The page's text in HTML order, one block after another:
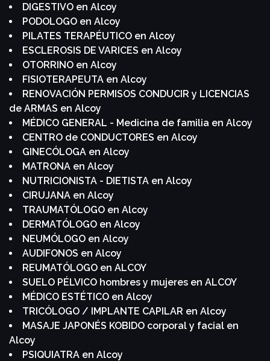
DIGESTIVO en Alcoy
PODOLOGO en Alcoy
PILATES TERAPÉUTICO en Alcoy
ESCLEROSIS DE VARICES en Alcoy
OTORRINO en Alcoy
FISIOTERAPEUTA en Alcoy
RENOVACIÓN PERMISOS CONDUCIR y LICENCIAS
de ARMAS en Alcoy
MÉDICO GENERAL - Medicina de familia en Alcoy
CENTRO de CONDUCTORES en Alcoy
GINECÓLOGA en Alcoy
MATRONA en Alcoy
NUTRICIONISTA - DIETISTA en Alcoy
CIRUJANA en Alcoy
TRAUMATÓLOGO en Alcoy
DERMATÓLOGO en Alcoy
NEUMÓLOGO en Alcoy
AUDIFONOS en Alcoy
REUMATÓLOGO en ALCOY
SUELO PÉLVICO hombres y mujeres en ALCOY
MÉDICO ESTÉTICO en Alcoy
TRICÓLOGO / IMPLANTE CAPILAR en Alcoy
MASAJE JAPONÉS KOBIDO corporal y facial en
Alcoy
PSIQUIATRA en Alcoy